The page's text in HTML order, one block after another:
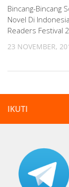
Bincang-Bincang
Novel Di
Readers Festival
23 NOVEMBER,
IKUTI